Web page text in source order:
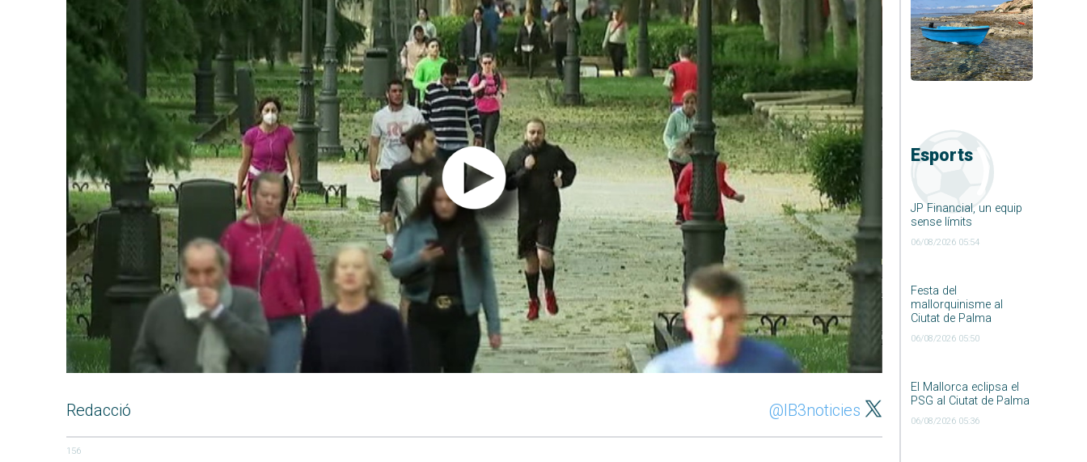
Esports
JP Financial, un equip
sense límits
06/08/2026 05:54
Festa del
mallorquinisme al
Ciutat de Palma
06/08/2026 05:50
El Mallorca eclipsa el
PSG al Ciutat de Palma
06/08/2026 05:36
Redacció @IB3noticies
156